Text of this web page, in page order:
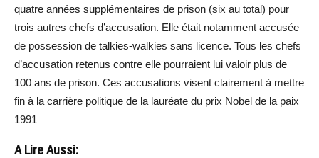
quatre années supplémentaires de prison (six au total) pour
trois autres chefs d’accusation. Elle était notamment accusée
de possession de talkies-walkies sans licence. Tous les chefs
d’accusation retenus contre elle pourraient lui valoir plus de
100 ans de prison. Ces accusations visent clairement à mettre
fin à la carrière politique de la lauréate du prix Nobel de la paix
1991
A Lire Aussi: